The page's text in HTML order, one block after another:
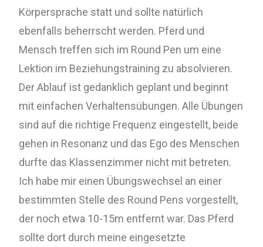
Körpersprache statt und sollte natürlich
ebenfalls beherrscht werden. Pferd und
Mensch treffen sich im Round Pen um eine
Lektion im Beziehungstraining zu absolvieren.
Der Ablauf ist gedanklich geplant und beginnt
mit einfachen Verhaltensübungen. Alle Übungen
sind auf die richtige Frequenz eingestellt, beide
gehen in Resonanz und das Ego des Menschen
durfte das Klassenzimmer nicht mit betreten.
Ich habe mir einen Übungswechsel an einer
bestimmten Stelle des Round Pens vorgestellt,
der noch etwa 10-15m entfernt war. Das Pferd
sollte dort durch meine eingesetzte